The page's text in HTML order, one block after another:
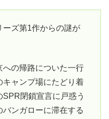
ーズ第1作からの謎が
の帰路についた一行
ャンプ場にたどり着
閉鎖宣言に戸惑う
ンガローに滞在する